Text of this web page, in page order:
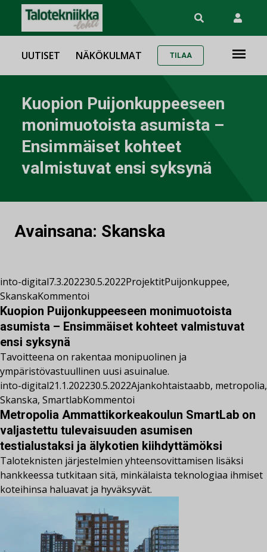
UUTISET NÄKÖKULMAT TILAA
Kuopion Puijonkuppeeseen
monimuotoista asumista –
Ensimmäiset kohteet
valmistuvat ensi syksynä
Avainsana: Skanska
into-digital7.3.202230.5.2022ProjektitPuijonkuppee,
SkanskaKommentoi
Kuopion Puijonkuppeeseen monimuotoista
asumista – Ensimmäiset kohteet valmistuvat
ensi syksynä
Tavoitteena on rakentaa monipuolinen ja
ympäristövastuullinen uusi asuinalue.
into-digital21.1.202230.5.2022Ajankohtaistaabb, metropolia,
Skanska, SmartlabKommentoi
Metropolia Ammattikorkeakoulun SmartLab on
valjastettu tulevaisuuden asumisen
testialustaksi ja älykotien kiihdyttämöksi
Taloteknisten järjestelmien yhteensovittamisen lisäksi
hankkeessa tutkitaan sitä, minkälaista teknologiaa ihmiset
koteihinsa haluavat ja hyväksyvät.